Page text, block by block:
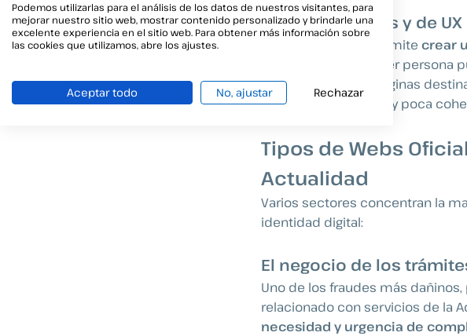
Señales visuales y de UX
permite crear
, y cualquier persona
herramientas. Las páginas
diseño descuidado
y poca
Tipos de Webs
Actualidad
Varios sectores concentran la
identidad digital:
El negocio de los
Uno de los fraudes más dañinos,
relacionado con servicios de la
necesidad y urgencia de
Podemos utilizarlas para el análisis de los datos de nuestros visitantes, para
mejorar nuestro sitio web, mostrar contenido personalizado y brindarle una
excelente experiencia en el sitio web. Para obtener más información sobre
las cookies que utilizamos, abre los ajustes.
Aceptar todo No, ajustar Rechazar